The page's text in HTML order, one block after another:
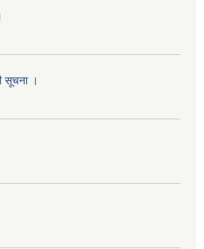
सूचना ।